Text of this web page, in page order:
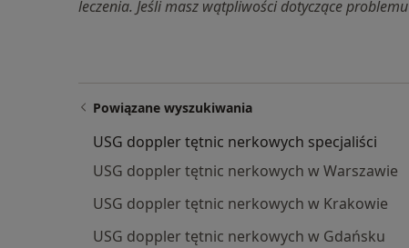
leczenia. Jeśli masz wątpliwości dotyczące
Powiązane wyszukiwania
USG doppler tętnic nerkowych specjaliści
USG doppler tętnic nerkowych w Warszawie
USG doppler tętnic nerkowych w Krakowie
USG doppler tętnic nerkowych w Gdańsku